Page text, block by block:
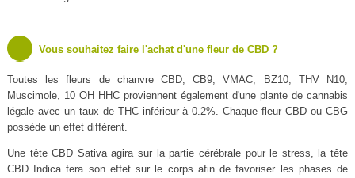
Vous souhaitez faire l'achat d'une fleur de CBD ?
Toutes les fleurs de chanvre CBD, CB9, VMAC, BZ10, THV N10,
Muscimole, 10 OH HHC proviennent également d'une plante de cannabis
légale avec un taux de THC inférieur à 0.2%. Chaque fleur CBD ou CBG
possède un effet différent.
Une tête CBD Sativa agira sur la partie cérébrale pour le stress, la tête
CBD Indica fera son effet sur le corps afin de favoriser les phases de